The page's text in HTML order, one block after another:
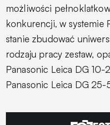
możliwości
konkurencji, w systemie
stanie zbudować
rodzaju pracy zestaw,
Panasonic Leica DG 10-
Panasonic Leica DG 25-